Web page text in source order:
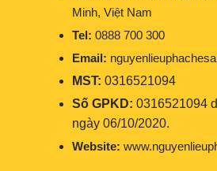
Minh, Việt Nam
Tel:0888 700 300
Email:
MST:0316521094
Số GPKD:0316521094
ngày 06/10/2020.
Website: